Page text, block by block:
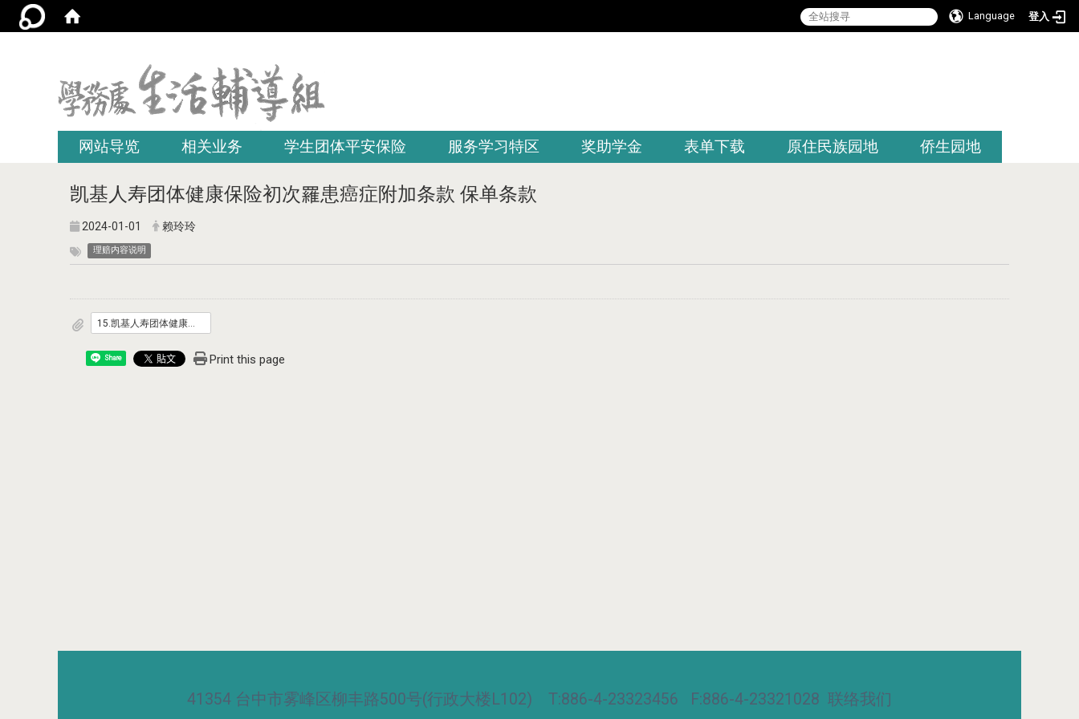
Language 登入
网站导览 相关业务 学生团体平安保险 服务学习特区 奖助学金 表单下载 原住民族园地 侨生园地
凯基人寿团体健康保险初次罹患癌症附加条款 保单条款
2024-01-01 赖玲玲
理赔内容说明
Share Print this page
41354 台中市雾峰区柳丰路500号(行政大楼L102) T:886-4-23323456 F:886-4-23321028 联络我们